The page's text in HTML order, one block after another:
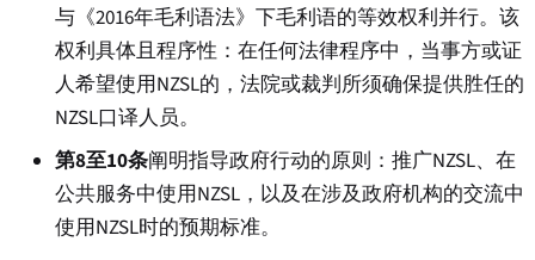
与《2016年毛利语法》下毛利语的等效权利并行。该
权利具体且程序性：在任何法律程序中，当事方或证
人希望使用NZSL的，法院或裁判所须确保提供胜任的
NZSL口译人员。
第8至10条阐明指导政府行动的原则：推广NZSL、在
公共服务中使用NZSL，以及在涉及政府机构的交流中
使用NZSL时的预期标准。